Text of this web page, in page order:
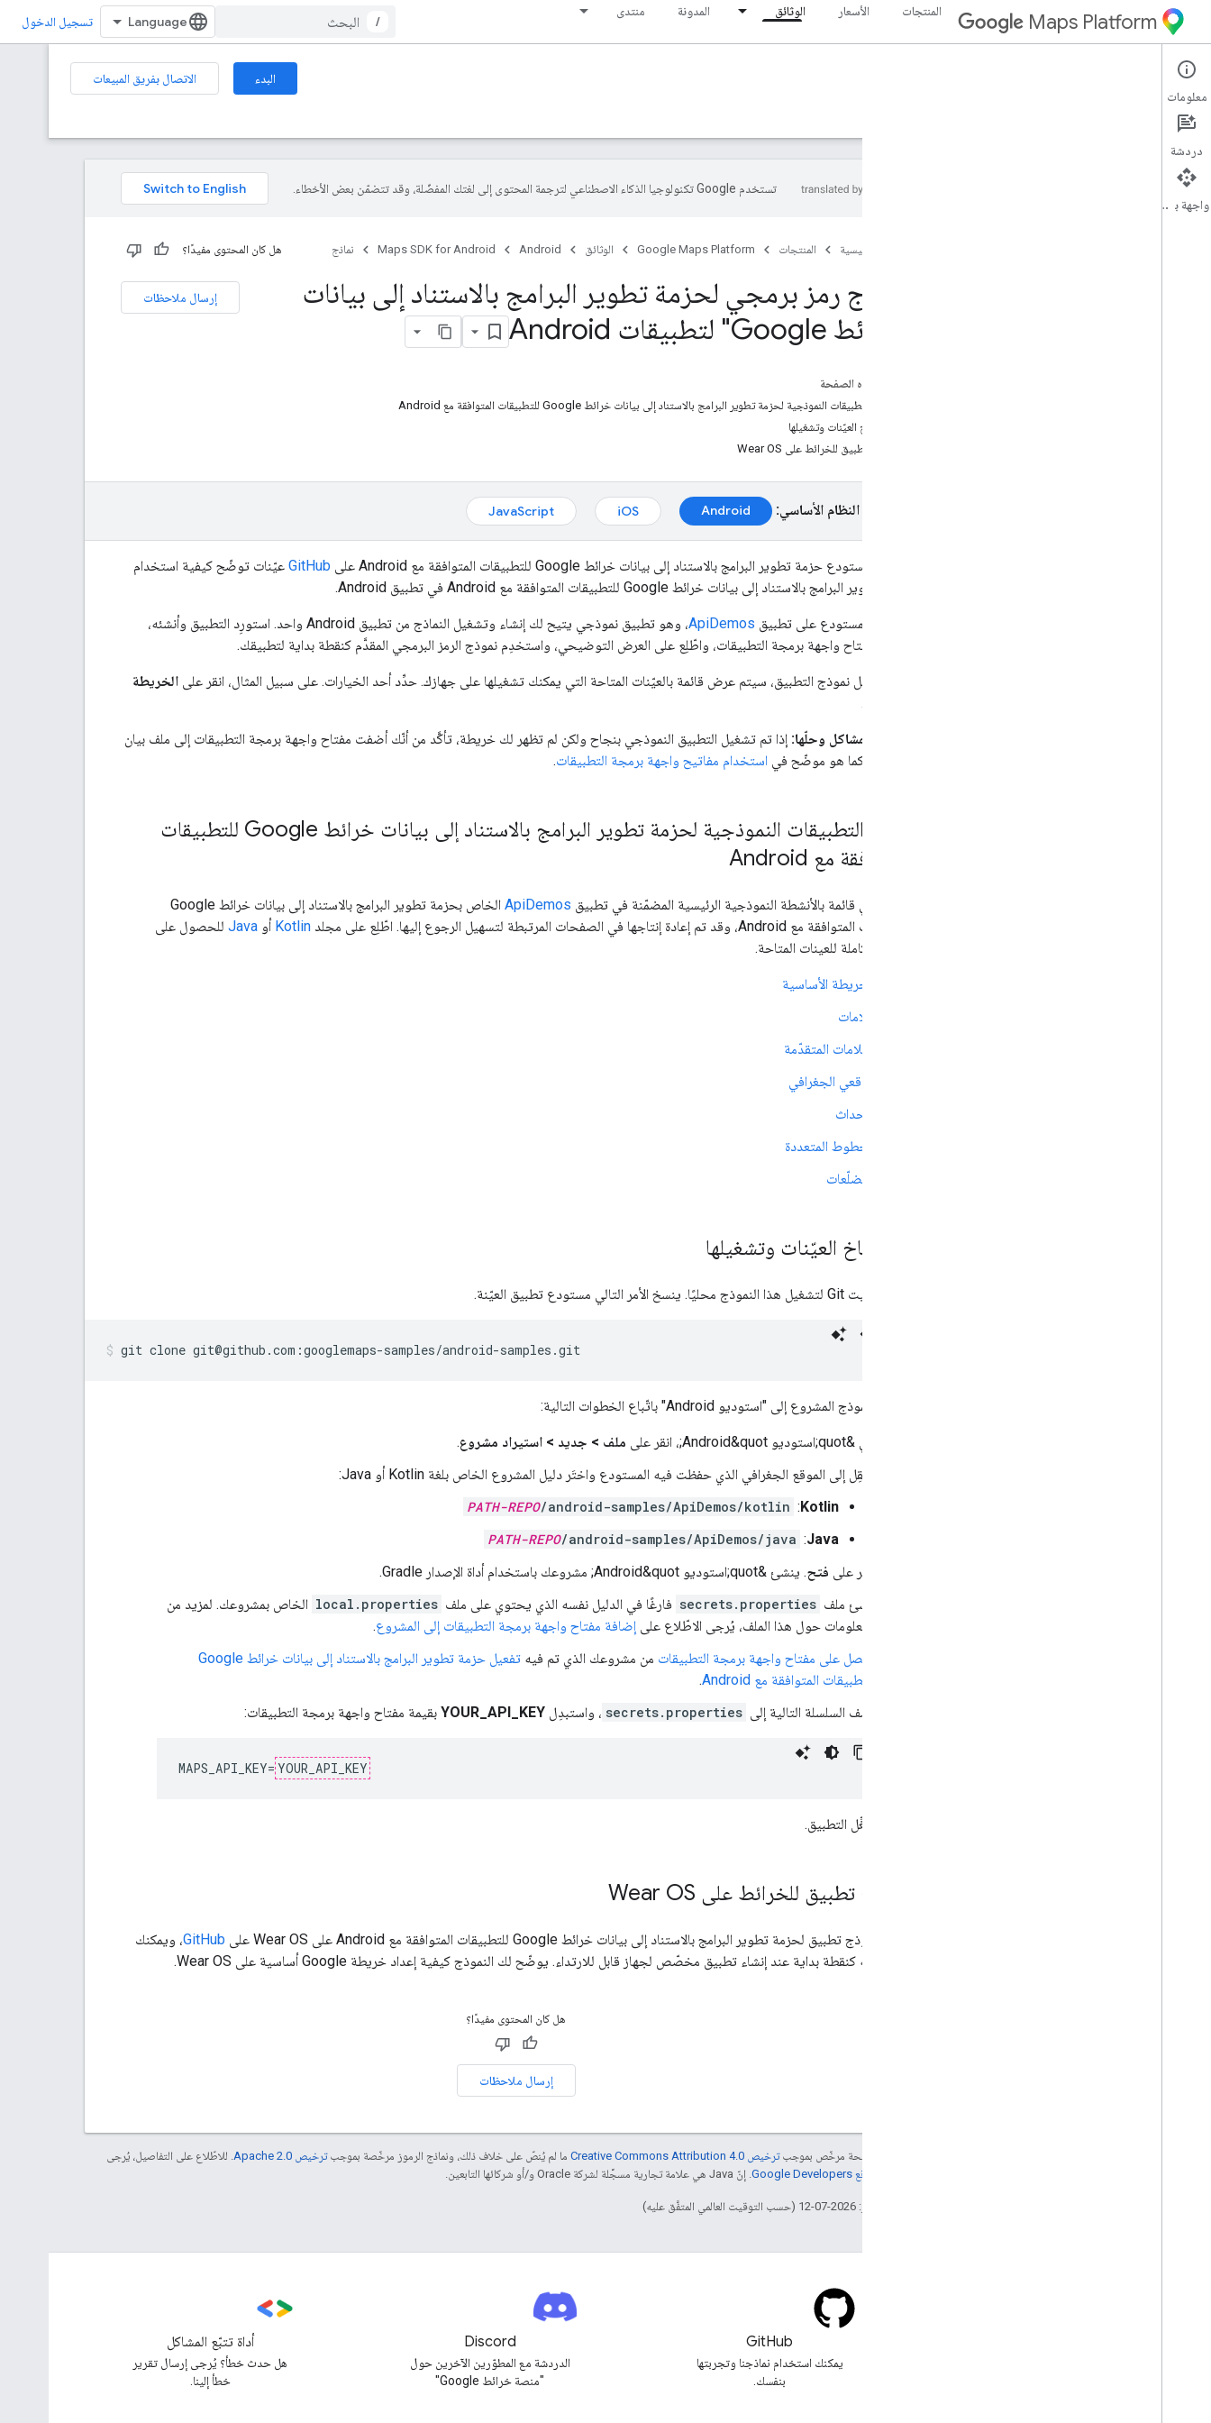
Maps Platform المنتجات الأسعار الوثائق المدونة منتدى
/ تسجيل الدخول
Android البدء
الاتصال بفريق المبيعات
الأدلة
تستخدم Google تكنولوجيا الذكاء الاصطناعي لترجمة المحتوى إلى لغتك المفضّلة، وقد تتضمّن بعض الأخطاء.
الصفحة الرئيسية المنتجات Google Maps Platform الوثائق Android
Maps SDK for Android نماذج هل كان المحتوى مفيدًا؟
إرسال ملاحظات
نموذج رمز برمجي لحزمة تطوير البرامج بالاستناد إلى بيانات
"خرائط Google" لتطبيقات Android
على هذه الصفحة
قائمة التطبيقات النموذجية لحزمة تطوير البرامج بالاستناد إلى بيانات خرائط Google للتطبيقات المتوافقة مع Android
استنساخ العيّنات وتشغيلها
نموذج تطبيق للخرائط على Wear OS
اختيار النظام الأساسي: Android‏
iOS‏
JavaScript‏
يتضمّن مستودع حزمة تطوير البرامج بالاستناد إلى بيانات خرائط Google للتطبيقات المتوافقة مع Android على GitHub عيّنات توضّح كيفية استخدام
حزمة تطوير البرامج بالاستناد إلى بيانات خرائط Google للتطبيقات المتوافقة مع Android في تطبيق Android.
يحتوي المستودع على تطبيق ApiDemos
، وهو تطبيق نموذجي يتيح لك إنشاء وتشغيل النماذج من تطبيق Android واحد. استورِد التطبيق وأنشئه،
وأضِف مفتاح واجهة برمجة التطبيقات، واطّلِع على العرض التوضيحي، واستخدِم نموذج الرمز البرمجي المقدَّم كنقطة بداية لتطبيقك.
عند تشغيل نموذج التطبيق، سيتم عرض قائمة بالعيّنات المتاحة التي يمكنك تشغيلها على جهازك. حدِّد أحد الخيارات. على سبيل المثال، انقر على الخريطة
.
تحديد المشاكل وحلّها: إذا تم تشغيل التطبيق النموذجي بنجاح ولكن لم تظهر لك خريطة، تأكَّد من أنّك أضفت مفتاح واجهة برمجة التطبيقات إلى ملف بيان
التطبيق، كما هو موضّح في استخدام مفاتيح واجهة برمجة التطبيقات.
قائمة التطبيقات النموذجية لحزمة تطوير البرامج بالاستناد إلى بيانات خرائط Google للتطبيقات
المتوافقة مع Android
في ما يلي قائمة بالأنشطة النموذجية الرئيسية المضمّنة في تطبيق ApiDemos
الخاص بحزمة تطوير البرامج بالاستناد إلى بيانات خرائط Google
للتطبيقات المتوافقة مع Android، وقد تم إعادة إنتاجها في الصفحات المرتبطة لتسهيل الرجوع إليها. اطّلِع على مجلد
Kotlin أو Java للحصول على
القائمة الكاملة للعينات المتاحة.
الخريطة الأساسية
علامات
العلامات المتقدّمة
موقعي الجغرافي
الأحداث
الخطوط المتعددة
المضلّعات
استنساخ العيّنات وتشغيلها
يجب تثبيت Git لتشغيل هذا النموذج محليًا. ينسخ الأمر التالي مستودع تطبيق العيّنة.
git clone git@github.com:googlemaps-samples/android-samples.git
استورِد نموذج المشروع إلى "استوديو Android" باتّباع الخطوات التالية:
في &quot;استوديو Android&quot;، انقر على ملف > جديد > استيراد مشروع.
انتقِل إلى الموقع الجغرافي الذي حفظت فيه المستودع واختَر دليل المشروع الخاص بلغة Kotlin أو Java:
Kotlin
:
PATH-REPO/android-samples/ApiDemos/kotlin
Java
:
PATH-REPO/android-samples/ApiDemos/java
انقر على فتح. ينشئ &quot;استوديو Android&quot; مشروعك باستخدام أداة الإصدار Gradle.
أنشئ ملف secrets.properties فارغًا في الدليل نفسه الذي يحتوي على ملف local.properties الخاص بمشروعك. لمزيد من
المعلومات حول هذا الملف، يُرجى الاطّلاع على إضافة مفتاح واجهة برمجة التطبيقات إلى المشروع.
احصل على مفتاح واجهة برمجة التطبيقات من مشروعك الذي تم فيه
تفعيل حزمة تطوير البرامج بالاستناد إلى بيانات خرائط Google
للتطبيقات المتوافقة مع Android
.
أضِف السلسلة التالية إلى secrets.properties ، واستبدِل YOUR_API_KEY بقيمة مفتاح واجهة برمجة التطبيقات:
MAPS_API_KEY= YOUR_API_KEY
شغِّل التطبيق.
نموذج تطبيق للخرائط على Wear OS
يتوفّر نموذج تطبيق لحزمة تطوير البرامج بالاستناد إلى بيانات خرائط Google للتطبيقات المتوافقة مع Android على Wear OS على GitHub، ويمكنك
استخدامه كنقطة بداية عند إنشاء تطبيق مخصّص لجهاز قابل للارتداء. يوضّح لك النموذج كيفية إعداد خريطة Google أساسية على Wear OS.
هل كان المحتوى مفيدًا؟
إرسال ملاحظات
إنّ محتوى هذه الصفحة مرخّص بموجبترخيص Creative Commons Attribution 4.0‏ ما لم يُنصّ على خلاف ذلك، ونماذج الرموز مرخّصة بموجبترخيص Apache 2.0‏
. للاطّلاع على التفاصيل، يُرجى
سياسات موقع Google Developers‏ . إنّ Java هي علامة تجارية مسجَّلة لشركة Oracle و/أو شركائها التابعين.
تاريخ التعديل الأخير: 2026-07-12 (حسب التوقيت العالمي المتفَّق عليه)
GitHub
يمكنك استخدام نماذجنا وتجربتها
بنفسك.
Discord
الدردشة مع المطوّرين الآخرين حول
"منصة خرائط Google"
أداة تتبّع المشاكل
هل حدث خطأ؟ يُرجى إرسال تقرير
خطأ إلينا.
معلومات
دردشة
واجهة برمجة التطبيقات